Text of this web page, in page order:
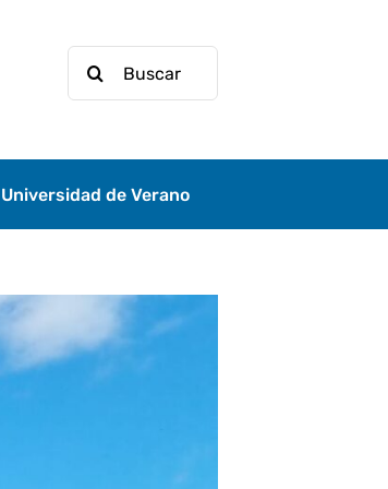
Universidad de Verano